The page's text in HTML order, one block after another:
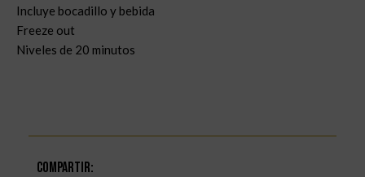
Incluye bocadillo y bebida
Freeze out
Niveles de 20 minutos
Compartir: